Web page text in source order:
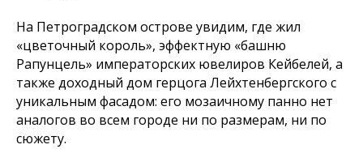
На Петроградском острове увидим, где жил
«цветочный король», эффектную «башню
Рапунцель» императорских ювелиров Кейбелей, а
также доходный дом герцога Лейхтенбергского с
уникальным фасадом: его мозаичному панно нет
аналогов во всем городе ни по размерам, ни по
сюжету.